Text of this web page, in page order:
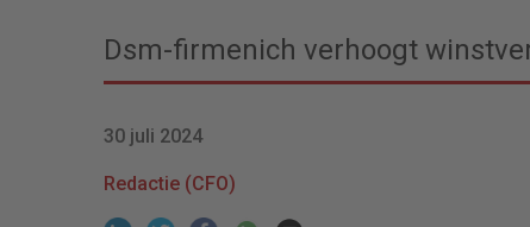
Dsm-firmenich verhoogt
30 juli 2024
Redactie (CFO)